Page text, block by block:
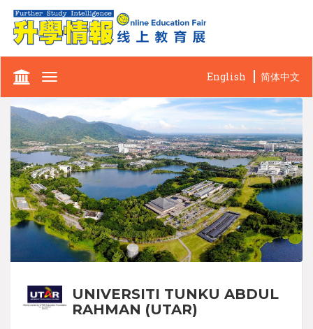
Toggle
English 简体中文
UNIVERSITI TUNKU ABDUL
RAHMAN (UTAR)